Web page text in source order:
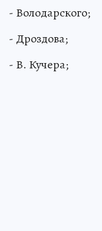
- Володарского;
- Дроздова;
- В. Кучера;